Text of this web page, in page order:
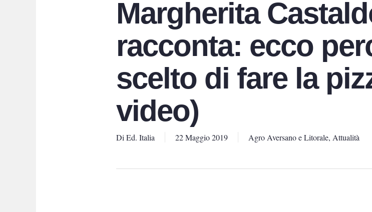
Margherita
racconta: ecco
scelto di fare la
video)
Di Ed. Italia 22 Maggio 2019 Agro Aversano e Litorale, Attualità